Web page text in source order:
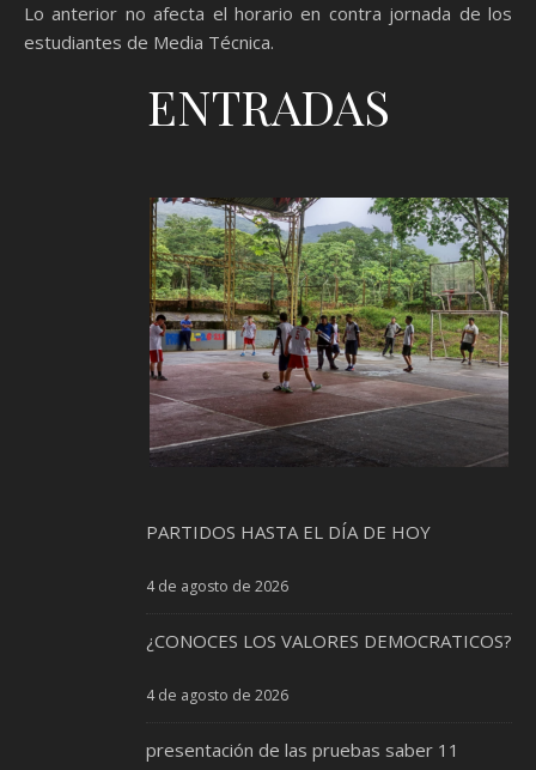
Lo anterior no afecta el horario en contra jornada de los
estudiantes de Media Técnica.
ENTRADAS
PARTIDOS HASTA EL DÍA DE HOY
4 de agosto de 2026
¿CONOCES LOS VALORES DEMOCRATICOS?
4 de agosto de 2026
presentación de las pruebas saber 11